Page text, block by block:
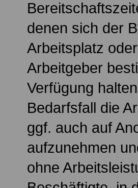
denen sich der
Arbeitsplatz
Arbeitgeber
Verfügung
Bedarfsfall die
ggf. auch auf
aufzunehmen
ohne